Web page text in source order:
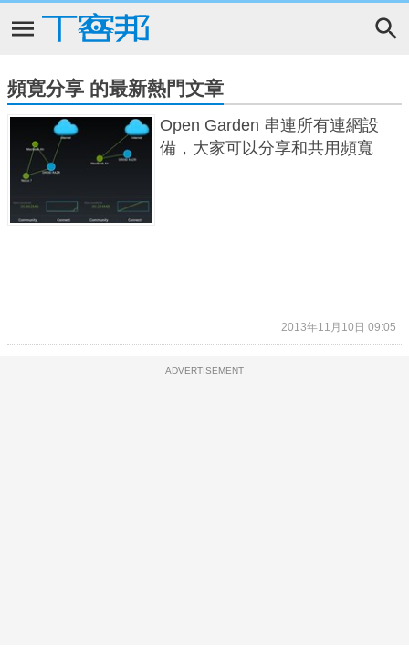
頻寛分享 的最新熱門文章
Open Garden 串連所有連網設
備，大家可以分享和共用頻寬
2013年11月10日 09:05
ADVERTISEMENT